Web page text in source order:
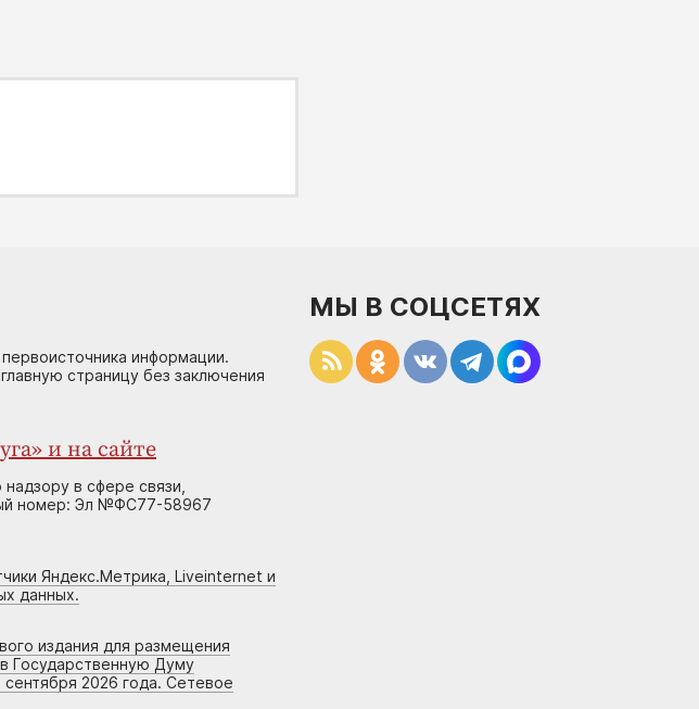
информации.
страницу без заключения
и на сайте
в сфере связи,
номер: Эл №ФС77-58967
Яндекс.Метрика, Liveinternet и
данных.
издания для размещения
Государственную Думу
2026 года. Сетевое
МЫ В СОЦСЕТЯХ